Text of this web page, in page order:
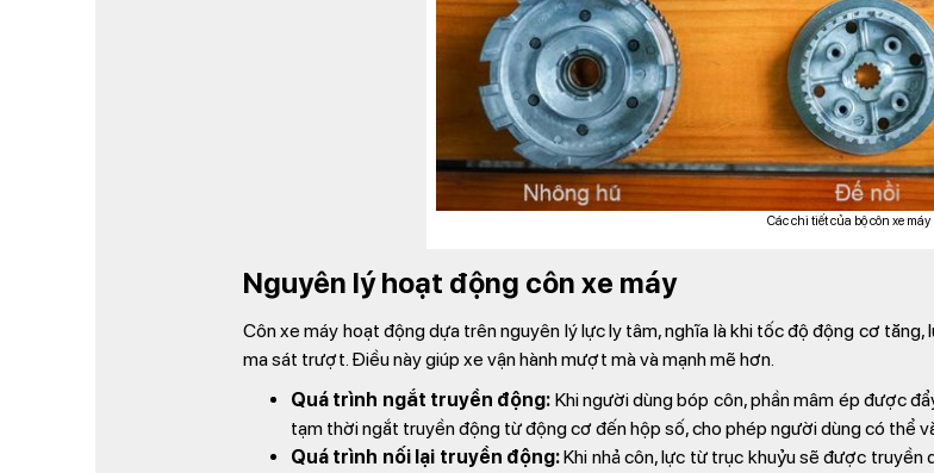
Các chi tiết của bộ côn xe máy
Nguyên lý hoạt động côn xe máy
Côn xe máy hoạt động dựa trên nguyên lý lực ly tâm, nghĩa là khi tốc độ động cơ
ma sát trượt. Điều này giúp xe vận hành mượt mà và mạnh mẽ hơn.
Quá trình ngắt truyền động: Khi người dùng bóp côn, phần mâm ép được
tạm thời ngắt truyền động từ động cơ đến hộp số, cho phép người dùng có thể
Quá trình nối lại truyền động:Khi nhả côn, lực từ trục khuỷu sẽ được truyền